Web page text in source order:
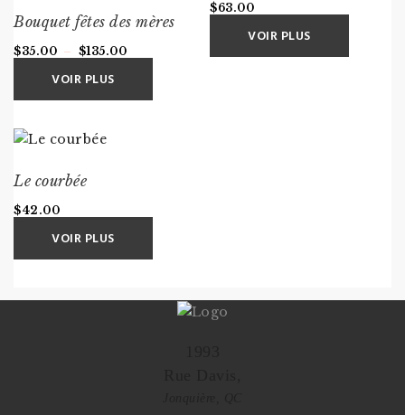
Bouquet fêtes des mères
$35.00 – $135.00Plage
VOIR PLUS
$63.00
VOIR PLUS
Le courbée
$42.00
VOIR PLUS